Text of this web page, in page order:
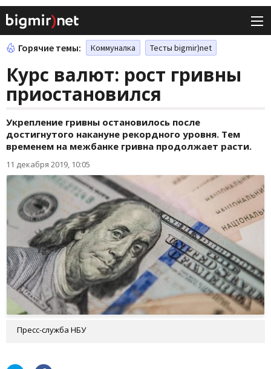
Горячие темы: Коммуналка Тесты bigmir)net
Курс валют: рост гривны
приостановился
Укрепление гривны остановилось после
достигнутого накануне рекордного уровня. Тем
временем на межбанке гривна продолжает расти.
11 декабря 2019, 10:05
Пресс-служба НБУ